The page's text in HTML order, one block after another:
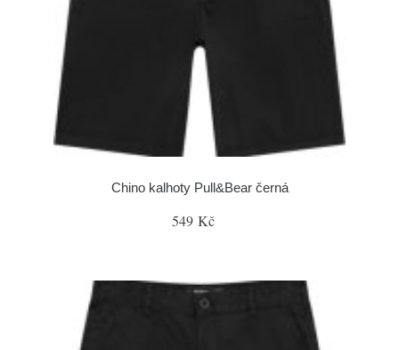
Chino kalhoty Pull&Bear černá
549 Kč